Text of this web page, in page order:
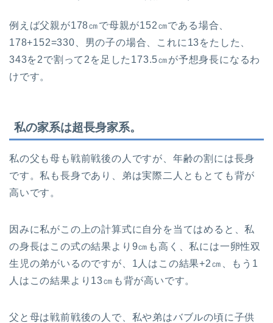
例えば父親が178㎝で母親が152㎝である場合、
178+152=330、男の子の場合、これに13をたした、
343を2で割って2を足した173.5㎝が予想身長になるわ
けです。
私の家系は超長身家系。
私の父も母も戦前戦後の人ですが、年齢の割には長身
です。私も長身であり、弟は実際二人ともとても背が
高いです。
因みに私がこの上の計算式に自分を当てはめると、私
の身長はこの式の結果より9㎝も高く、私には一卵性双
生児の弟がいるのですが、1人はこの結果+2㎝、もう1
人はこの結果より13㎝も背が高いです。
父と母は戦前戦後の人で、私や弟はバブルの頃に子供